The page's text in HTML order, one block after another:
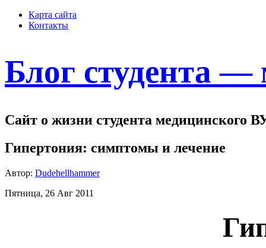
Карта сайта
Контакты
Блог студента —
Сайт о жизни студента медицинского
Гипертония: симптомы и лечение
Автор: Dudehellhammer
Пятница, 26 Авг 2011